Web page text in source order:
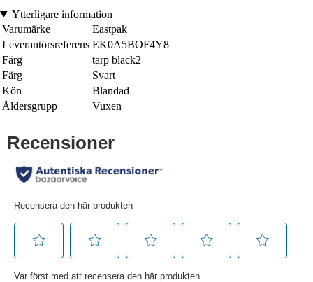
Ytterligare information
Varumärke
Eastpak
Leverantörsreferens EK0A5BOF4Y8
Färg
tarp black2
Färg
Svart
Kön
Blandad
Åldersgrupp
Vuxen